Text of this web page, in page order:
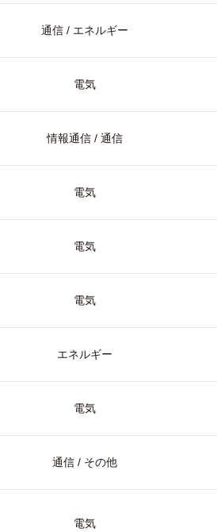
通信 / エネルギー
電気
情報通信 / 通信
電気
電気
電気
エネルギー
電気
通信 / その他
電気